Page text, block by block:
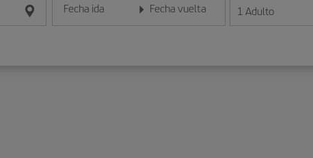
Fecha ida
Introduce la fecha en formato día/mes/año
Fecha vuelta
Introduce la fecha en formato día/mes/año
1 Adulto